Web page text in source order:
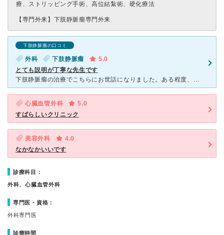
療、ストリッピング手術、高位結紮術、硬化療法
【専門外来】 下肢静脈瘤専門外来
下肢静脈瘤の口コミ
外科 下肢静脈瘤
5.0
とても説明が丁寧な先生です
下肢静脈瘤の治療でこちらにお世話になりました。ある程度、手術の内容や費用、疾患について調べてから伺いましたが、診察の際の説明が非常に丁寧でした。 エコーを見ながら「今自分の血管がどのような状態な
心臓血管外科
5.0
すばらしいクリニック
美容外科
4.0
なかなかいいです
診療科目：
外科、心臓血管外科
専門医・資格：
外科専門医
診療時間